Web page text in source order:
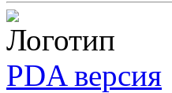
PDA версия